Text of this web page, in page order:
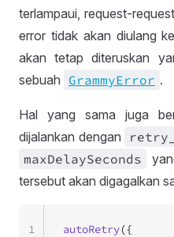
terlampaui, request-
error tidak akan diulang
akan tetap diteruskan
sebuah GrammyError .
Hal yang sama juga
dijalankan dengan
retry
maxDelaySeconds
tersebut akan digagalkan
autoRetry({
1